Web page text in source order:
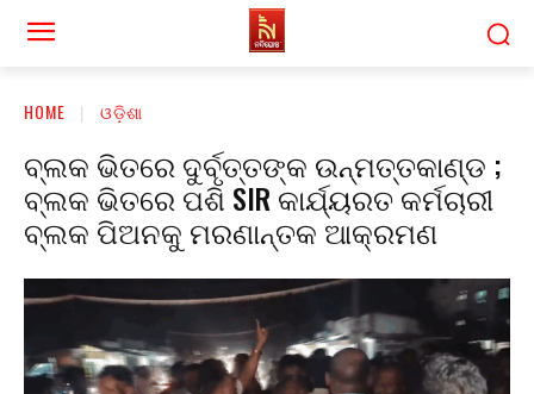
HOME ଓଡ଼ିଶା
ବ୍ଲକ ଭିତରେ ଦୁର୍ବୃତ୍ତଙ୍କ ଉନ୍ମତ୍ତକାଣ୍ଡ ;
ବ୍ଲକ ଭିତରେ ପଶି SIR କାର୍ଯ୍ୟରତ କର୍ମଚାରୀ
ବ୍ଲକ ପିଅନକୁ ମରଣାନ୍ତକ ଆକ୍ରମଣ